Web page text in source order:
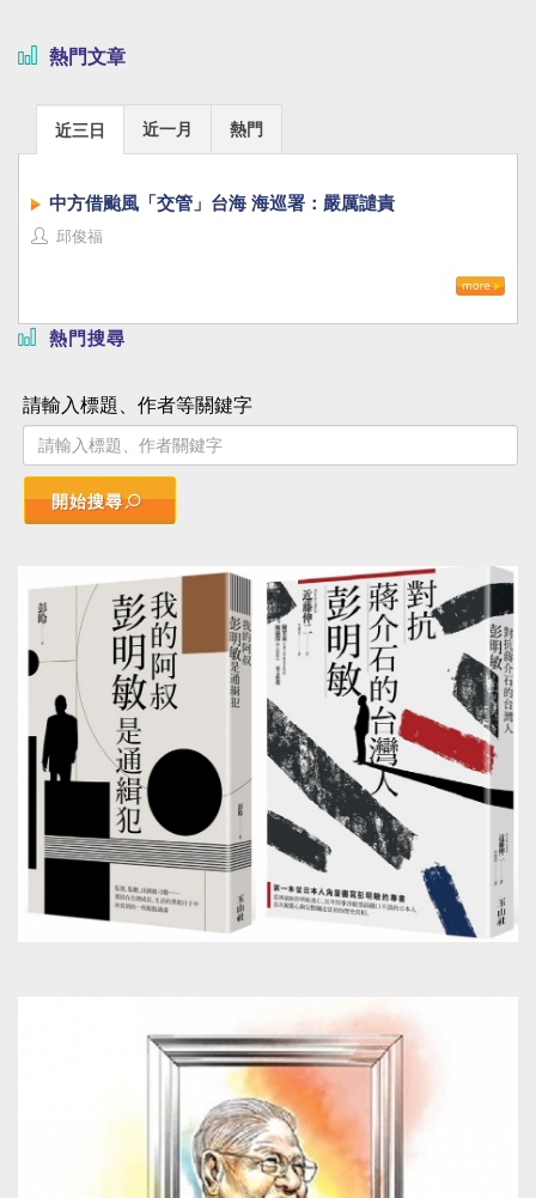
熱門文章
近三日 近一月 熱門
中方借颱風「交管」台海 海巡署：嚴厲譴責
邱俊福
熱門搜尋
請輸入標題、作者等關鍵字
開始搜尋